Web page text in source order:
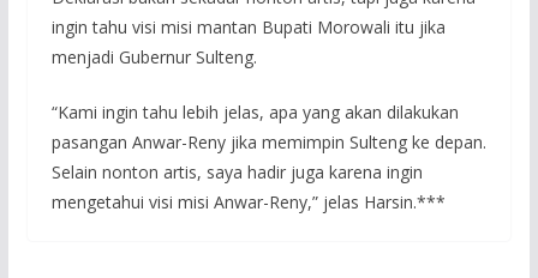
ingin tahu visi misi mantan Bupati Morowali itu jika
menjadi Gubernur Sulteng.
“Kami ingin tahu lebih jelas, apa yang akan dilakukan
pasangan Anwar-Reny jika memimpin Sulteng ke depan.
Selain nonton artis, saya hadir juga karena ingin
mengetahui visi misi Anwar-Reny,” jelas Harsin.***